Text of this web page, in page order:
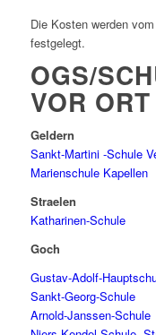
Die Kosten werden
festgelegt.
OGS/
VOR ORT
Geldern
Sankt-Martini -Schule
Marienschule Kapellen
Straelen
Katharinen-Schule
Goch
Gustav-Adolf-
Sankt-Georg-Schule
Arnold-Janssen-Schule